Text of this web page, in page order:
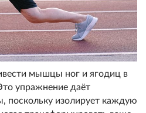
мышцы ног и ягодиц в
упражнение даёт
поскольку изолирует каждую